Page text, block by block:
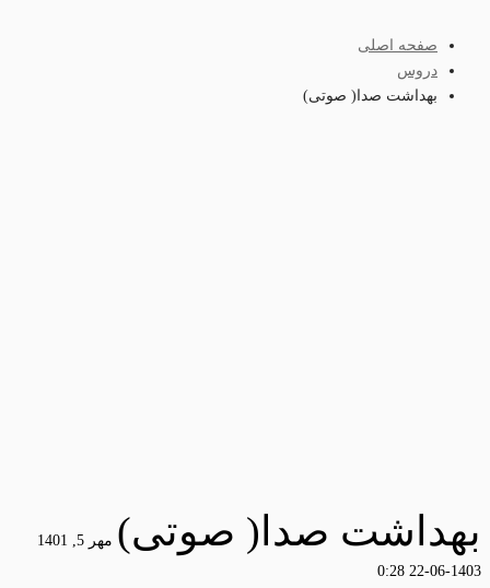
صفحه اصلی
دروس
بهداشت صدا( صوتی)
بهداشت صدا( صوتی) مهر 5, 1401
1403-06-22 0:28